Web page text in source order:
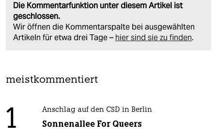
Die Kommentarfunktion unter diesem Artikel ist
geschlossen.
Wir öffnen die Kommentarspalte bei ausgewählten
Artikeln für etwa drei Tage – hier sind sie zu finden.
meistkommentiert
1 Anschlag auf den CSD in Berlin
Sonnenallee For Queers